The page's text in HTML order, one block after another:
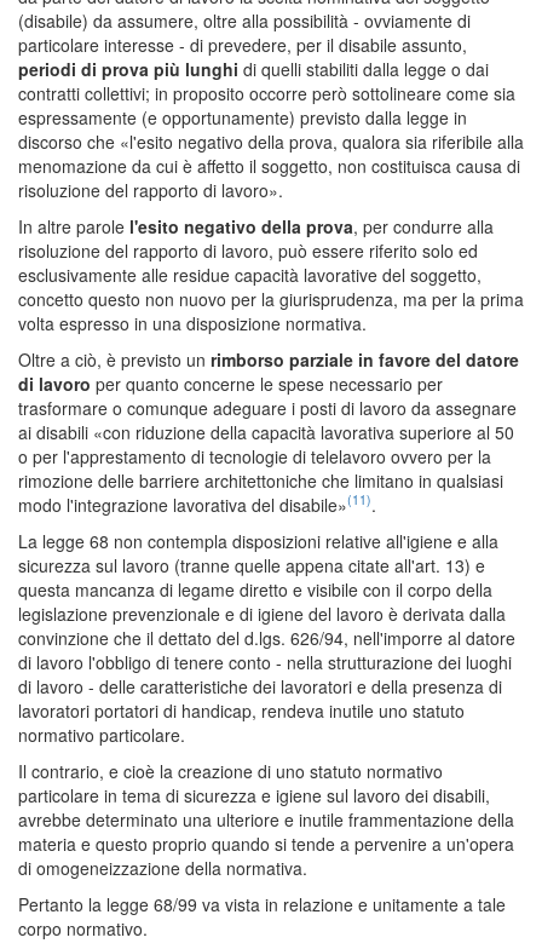
(disabile) da assumere, oltre alla possibilità - ovviamente di
particolare interesse - di prevedere, per il disabile assunto,
periodi di prova più lunghi di quelli stabiliti dalla legge o dai
contratti collettivi; in proposito occorre però sottolineare come sia
espressamente (e opportunamente) previsto dalla legge in
discorso che «l'esito negativo della prova, qualora sia riferibile alla
menomazione da cui è affetto il soggetto, non costituisca causa di
risoluzione del rapporto di lavoro».
In altre parole l'esito negativo della prova, per condurre alla
risoluzione del rapporto di lavoro, può essere riferito solo ed
esclusivamente alle residue capacità lavorative del soggetto,
concetto questo non nuovo per la giurisprudenza, ma per la prima
volta espresso in una disposizione normativa.
Oltre a ciò, è previsto un rimborso parziale in favore del datore
di lavoro per quanto concerne le spese necessario per
trasformare o comunque adeguare i posti di lavoro da assegnare
ai disabili «con riduzione della capacità lavorativa superiore al 50
o per l'apprestamento di tecnologie di telelavoro ovvero per la
rimozione delle barriere architettoniche che limitano in qualsiasi
modo l'integrazione lavorativa del disabile»(11).
La legge 68 non contempla disposizioni relative all'igiene e alla
sicurezza sul lavoro (tranne quelle appena citate all'art. 13) e
questa mancanza di legame diretto e visibile con il corpo della
legislazione prevenzionale e di igiene del lavoro è derivata dalla
convinzione che il dettato del d.lgs. 626/94, nell'imporre al datore
di lavoro l'obbligo di tenere conto - nella strutturazione dei luoghi
di lavoro - delle caratteristiche dei lavoratori e della presenza di
lavoratori portatori di handicap, rendeva inutile uno statuto
normativo particolare.
Il contrario, e cioè la creazione di uno statuto normativo
particolare in tema di sicurezza e igiene sul lavoro dei disabili,
avrebbe determinato una ulteriore e inutile frammentazione della
materia e questo proprio quando si tende a pervenire a un'opera
di omogeneizzazione della normativa.
Pertanto la legge 68/99 va vista in relazione e unitamente a tale
corpo normativo.